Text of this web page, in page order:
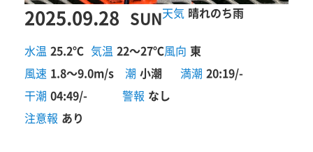
2025.09.28 SUN 晴れのち雨
水温 25.2℃ 気温 22～27℃風向 東
風速 1.8～9.0m/s 潮 小潮 満潮 20:19/-
干潮 04:49/- 警報 なし
注意報 あり